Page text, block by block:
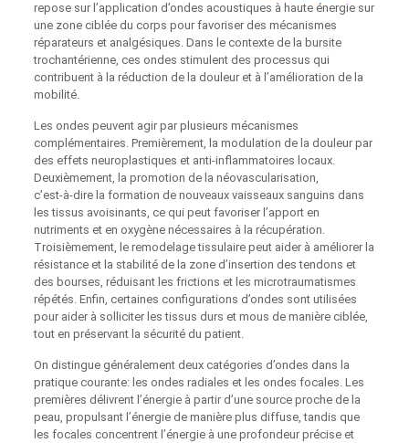
repose sur l’application d’ondes acoustiques à haute énergie sur
une zone ciblée du corps pour favoriser des mécanismes
réparateurs et analgésiques. Dans le contexte de la bursite
trochantérienne, ces ondes stimulent des processus qui
contribuent à la réduction de la douleur et à l’amélioration de la
mobilité.
Les ondes peuvent agir par plusieurs mécanismes
complémentaires. Premièrement, la modulation de la douleur par
des effets neuroplastiques et anti‑inflammatoires locaux.
Deuxièmement, la promotion de la néovascularisation,
c’est‑à‑dire la formation de nouveaux vaisseaux sanguins dans
les tissus avoisinants, ce qui peut favoriser l’apport en
nutriments et en oxygène nécessaires à la récupération.
Troisièmement, le remodelage tissulaire peut aider à améliorer la
résistance et la stabilité de la zone d’insertion des tendons et
des bourses, réduisant les frictions et les microtraumatismes
répétés. Enfin, certaines configurations d’ondes sont utilisées
pour aider à solliciter les tissus durs et mous de manière ciblée,
tout en préservant la sécurité du patient.
On distingue généralement deux catégories d’ondes dans la
pratique courante: les ondes radiales et les ondes focales. Les
premières délivrent l’énergie à partir d’une source proche de la
peau, propulsant l’énergie de manière plus diffuse, tandis que
les focales concentrent l’énergie à une profondeur précise et